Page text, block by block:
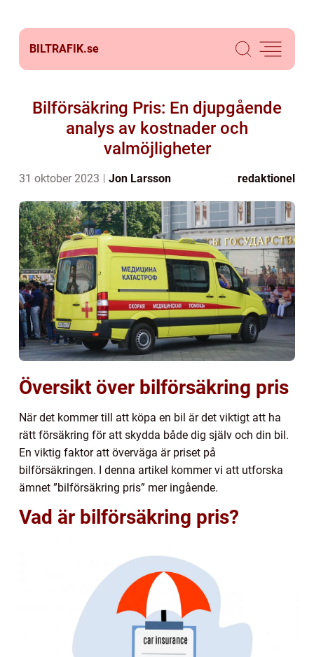
BILTRAFIK.se
Bilförsäkring Pris: En djupgående
analys av kostnader och
valmöjligheter
31 oktober 2023 Jon Larsson redaktionel
Översikt över bilförsäkring pris
När det kommer till att köpa en bil är det viktigt att ha
rätt försäkring för att skydda både dig själv och din bil.
En viktig faktor att överväga är priset på
bilförsäkringen. I denna artikel kommer vi att utforska
ämnet ”bilförsäkring pris” mer ingående.
Vad är bilförsäkring pris?